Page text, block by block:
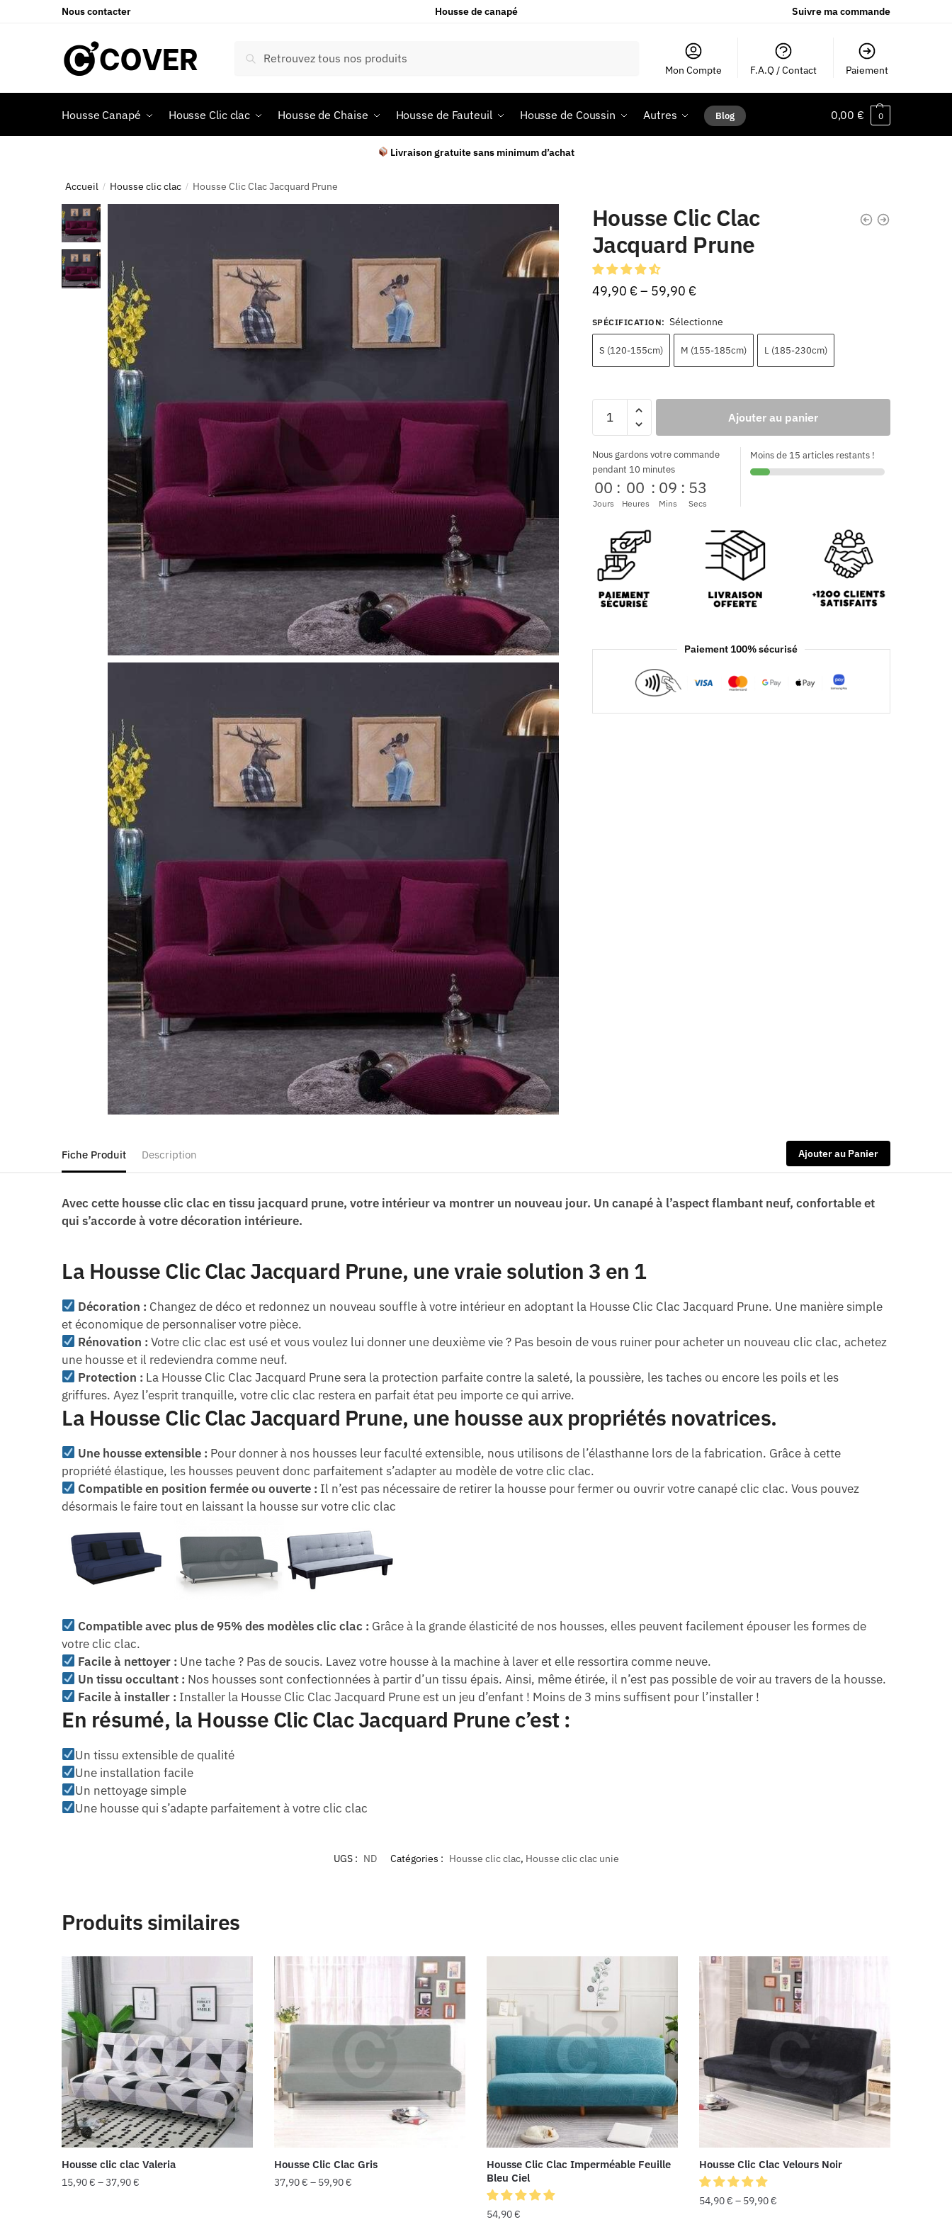
Nous contacter Housse de canapé Suivre ma commande
Recherche
Mon Compte F.A.Q / Contact Paiement
Housse Canapé Housse Clic clac Housse de Chaise Housse de Fauteuil Housse de Coussin Autres Blog 0,00 € 0
Livraison gratuite sans minimum d’achat
Accueil / Housse clic clac / Housse Clic Clac Jacquard Prune
Housse Clic Clac
Jacquard Prune
49,90 €– 59,90 €
SPÉCIFICATION: Sélectionne
S (120-155cm) M (155-185cm) L (185-230cm)
Ajouter au panier
Nous gardons votre commande
pendant 10 minutes
00
Jours
: 00
Heures
: 09
Mins
: 52
Secs
Moins de 15 articles restants !
Paiement 100% sécurisé
Fiche Produit Description Ajouter au Panier
Avec cette housse clic clac en tissu jacquard prune, votre intérieur va montrer un nouveau jour. Un canapé à l’aspect flambant neuf, confortable et
qui s’accorde à votre décoration intérieure.
La Housse Clic Clac Jacquard Prune, une vraie solution 3 en 1
Décoration : Changez de déco et redonnez un nouveau souffle à votre intérieur en adoptant la Housse Clic Clac Jacquard Prune. Une manière simple
et économique de personnaliser votre pièce.
Rénovation : Votre clic clac est usé et vous voulez lui donner une deuxième vie ? Pas besoin de vous ruiner pour acheter un nouveau clic clac, achetez
une housse et il redeviendra comme neuf.
Protection : La Housse Clic Clac Jacquard Prune sera la protection parfaite contre la saleté, la poussière, les taches ou encore les poils et les
griffures. Ayez l’esprit tranquille, votre clic clac restera en parfait état peu importe ce qui arrive.
La Housse Clic Clac Jacquard Prune, une housse aux propriétés novatrices.
Une housse extensible : Pour donner à nos housses leur faculté extensible, nous utilisons de l’élasthanne lors de la fabrication. Grâce à cette
propriété élastique, les housses peuvent donc parfaitement s’adapter au modèle de votre clic clac.
Compatible en position fermée ou ouverte : Il n’est pas nécessaire de retirer la housse pour fermer ou ouvrir votre canapé clic clac. Vous pouvez
désormais le faire tout en laissant la housse sur votre clic clac
Compatible avec plus de 95% des modèles clic clac : Grâce à la grande élasticité de nos housses, elles peuvent facilement épouser les formes de
votre clic clac.
Facile à nettoyer : Une tache ? Pas de soucis. Lavez votre housse à la machine à laver et elle ressortira comme neuve.
Un tissu occultant : Nos housses sont confectionnées à partir d’un tissu épais. Ainsi, même étirée, il n’est pas possible de voir au travers de la housse.
Facile à installer : Installer la Housse Clic Clac Jacquard Prune est un jeu d’enfant ! Moins de 3 mins suffisent pour l’installer !
En résumé, la Housse Clic Clac Jacquard Prune c’est :
Un tissu extensible de qualité
Une installation facile
Un nettoyage simple
Une housse qui s’adapte parfaitement à votre clic clac
UGS : ND Catégories : Housse clic clac, Housse clic clac unie
Produits similaires
Housse clic clac Valeria
15,90€ –37,90€
Housse Clic Clac Gris
37,90€ – 59,90€
Housse Clic Clac Imperméable Feuille
Bleu Ciel
54,90€
Housse Clic Clac Velours Noir
54,90€ – 59,90€